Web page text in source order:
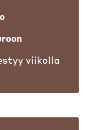
viikolla